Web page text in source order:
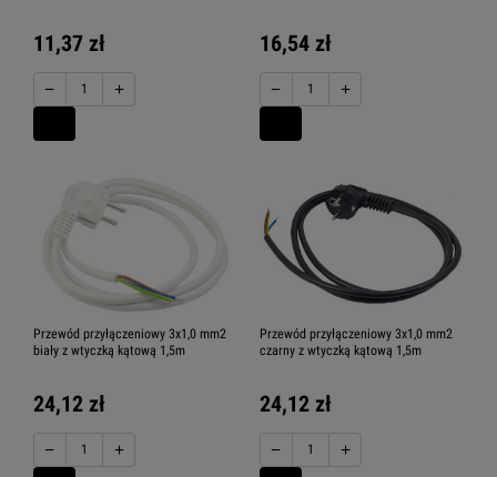
11,37 zł
− +
16,54 zł
− +
Przewód przyłączeniowy 3x1,0 mm2
biały z wtyczką kątową 1,5m
24,12 zł
− +
Przewód przyłączeniowy 3x1,0 mm2
czarny z wtyczką kątową 1,5m
24,12 zł
− +